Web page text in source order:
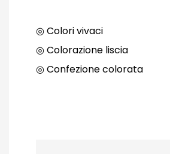
◎ Colori vivaci
◎ Colorazione liscia
◎ Confezione colorata